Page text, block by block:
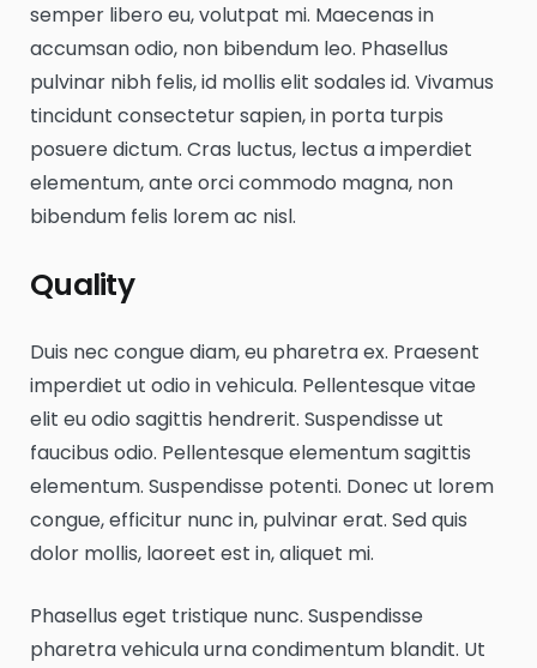
semper libero eu, volutpat mi. Maecenas in
accumsan odio, non bibendum leo. Phasellus
pulvinar nibh felis, id mollis elit sodales id. Vivamus
tincidunt consectetur sapien, in porta turpis
posuere dictum. Cras luctus, lectus a imperdiet
elementum, ante orci commodo magna, non
bibendum felis lorem ac nisl.
Quality
Duis nec congue diam, eu pharetra ex. Praesent
imperdiet ut odio in vehicula. Pellentesque vitae
elit eu odio sagittis hendrerit. Suspendisse ut
faucibus odio. Pellentesque elementum sagittis
elementum. Suspendisse potenti. Donec ut lorem
congue, efficitur nunc in, pulvinar erat. Sed quis
dolor mollis, laoreet est in, aliquet mi.
Phasellus eget tristique nunc. Suspendisse
pharetra vehicula urna condimentum blandit. Ut